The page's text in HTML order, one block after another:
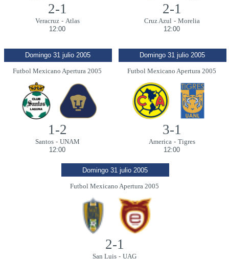
2-1
Veracruz- Atlas
12:00
2-1
Cruz Azul - Morelia
12:00
Domingo 31 julio 2005
Futbol Mexicano Apertura 2005
1-2
Santos- UNAM
12:00
Domingo 31 julio 2005
Futbol Mexicano Apertura 2005
3-1
America - Tigres
12:00
Domingo 31 julio 2005
Futbol Mexicano Apertura 2005
2-1
San Luis - UAG